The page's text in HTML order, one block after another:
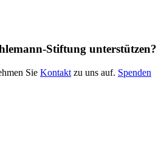
Stiftung unterstützen?
Sie Kontakt zu uns auf. Spenden